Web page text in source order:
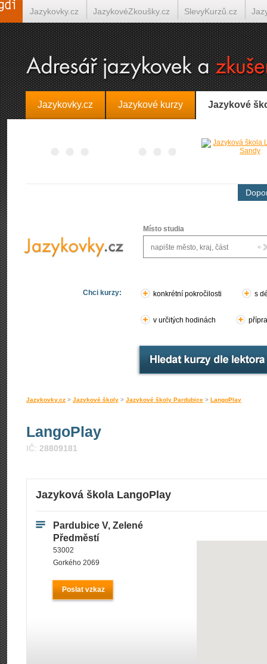
Jazykovky.cz Jazykové kurzy Jazykové
Místo studia
Chci kurzy: konkrétní pokročilosti s
v určitých hodinách
Jazykovky.cz > Jazykové školy > Jazykové školy Pardubice > LangoPlay
LangoPlay
IČ: 28809181
Jazyková škola LangoPlay
Pardubice V, Zelené
Předměstí
53002
Gorkého 2069
Poslat vzkaz
Jazykovky.cz JazykovéZkoušky.cz SlevyKurzů.cz
Španělština on-line Italština on-line Tlumočení-